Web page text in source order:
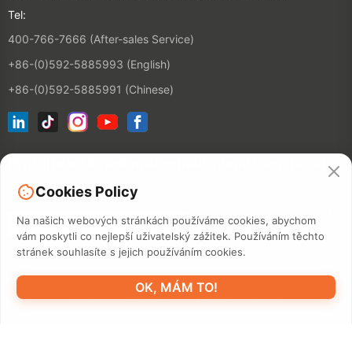
Tel:
400-766-7666 (After-sales Service)
+86-(0)592-5885993 (English)
+86-(0)592-5885991 (Chinese)
©2026 XIAMEN HANIN CO., LTD.ZÁSADY OCHRANY OSOBNÍCH
ÚDAJŮ DOBA POUŽITÍ MAPA STRÁNEK
Cookies Policy
Na našich webových stránkách používáme cookies, abychom
vám poskytli co nejlepší uživatelský zážitek. Používáním těchto
stránek souhlasíte s jejich používáním cookies.
OK, MÁM TO!